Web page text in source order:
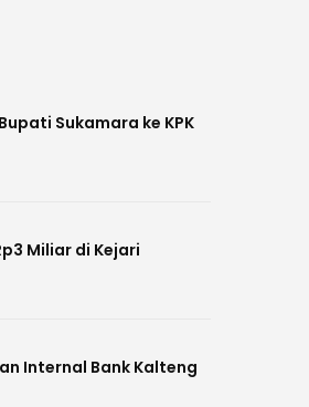
Sukamara ke KPK
Miliar di Kejari
Internal Bank Kalteng